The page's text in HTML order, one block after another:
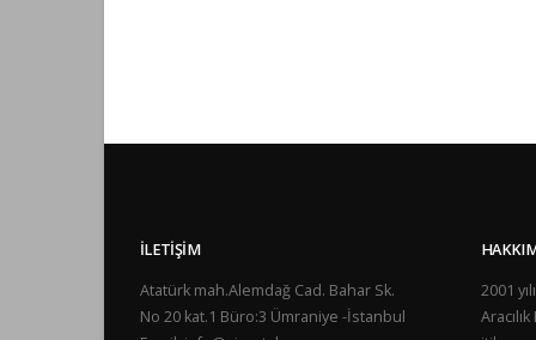
İLETIŞIM
Atatürk mah.Alemdağ Cad. Bahar Sk.
No 20 kat.1 Büro:3 Ümraniye -İstanbul
2001
Mobil
18